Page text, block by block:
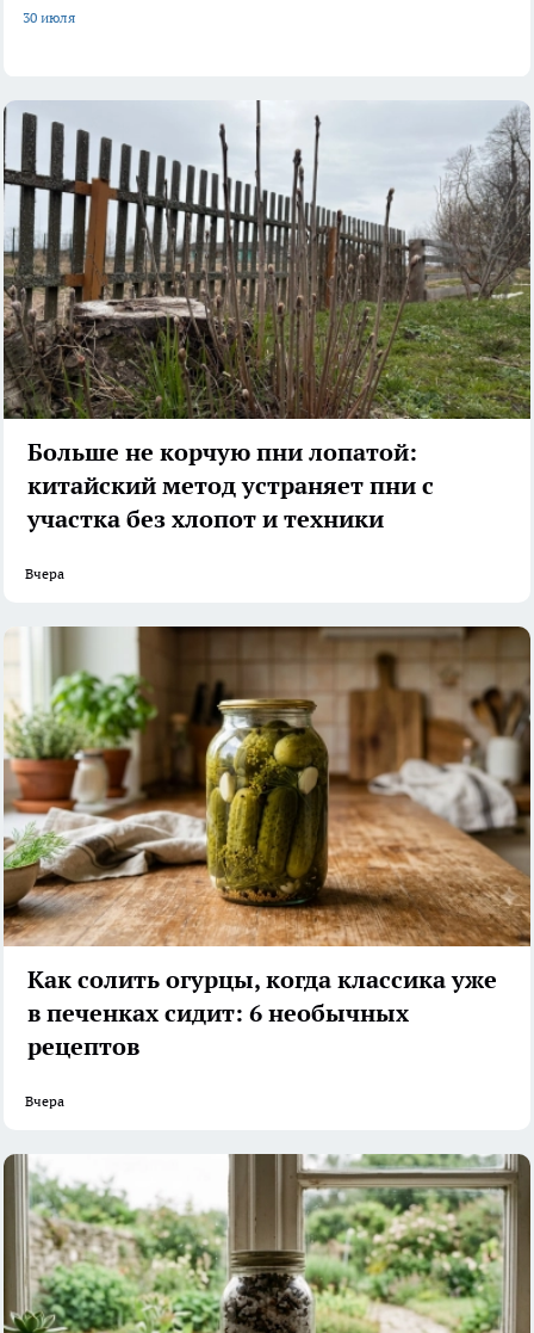
30 июля
Больше не корчую пни лопатой:
китайский метод устраняет пни с
участка без хлопот и техники
Вчера
Как солить огурцы, когда классика уже
в печенках сидит: 6 необычных
рецептов
Вчера